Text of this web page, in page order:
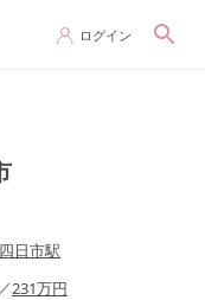
ログイン
日市駅
／231万円